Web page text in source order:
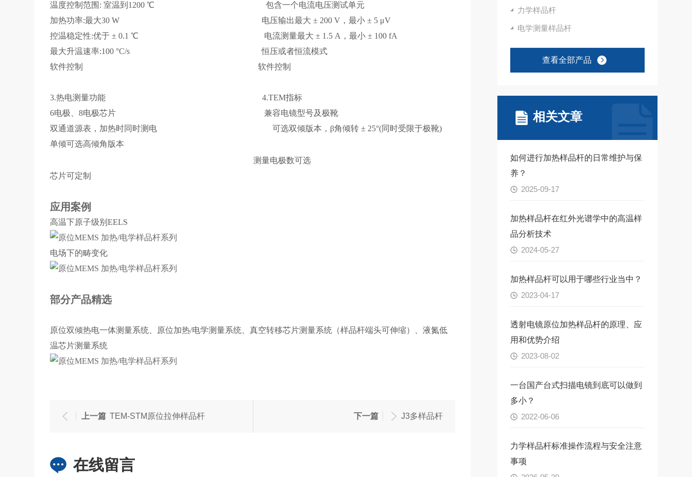
温度控制范围: 室温到1200 ℃ 包含一个电流电压测试单元
加热功率:最大30 W 电压输出最大 ± 200 V，最小 ± 5 μV
控温稳定性:优于 ± 0.1 ℃ 电流测量最大 ± 1.5 A，最小 ± 100 fA
最大升温速率:100 °C/s 恒压或者恒流模式
软件控制 软件控制
3.热电测量功能 4.TEM指标
6电极、8电极芯片 兼容电镜型号及极靴
双通道源表，加热时同时测电 可选双倾版本，β角倾转 ± 25°(同时受限于极靴)
单倾可选高倾角版本
测量电极数可选
芯片可定制
应用案例
高温下原子级别EELS
电场下的畴变化
部分产品精选
原位双倾热电一体测量系统、原位加热/电学测量系统、真空转移芯片测量系统（样品杆端头可伸缩）、液氮低
温芯片测量系统
上一篇 TEM-STM原位拉伸样品杆 下一篇 J3多样品杆
在线留言
力学样品杆
电学测量样品杆
查看全部产品
相关文章
如何进行加热样品杆的日常维护与保
养？
2025-09-17
加热样品杆在红外光谱学中的高温样
品分析技术
2024-05-27
加热样品杆可以用于哪些行业当中？
2023-04-17
透射电镜原位加热样品杆的原理、应
用和优势介绍
2023-08-02
一台国产台式扫描电镜到底可以做到
多小？
2022-06-06
力学样品杆标准操作流程与安全注意
事项